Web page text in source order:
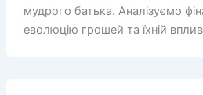
мудрого батька. Аналізуємо
еволюцію грошей та їхній вплив